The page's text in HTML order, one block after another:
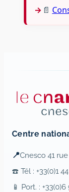
📄
Centre
📍Cnesco 41
☎️ Tél : +33(0)1
📱 Port. :